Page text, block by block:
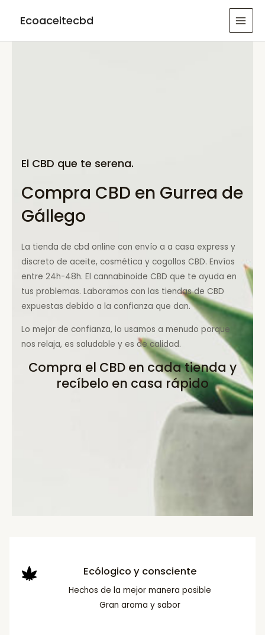
Ecoaceitecbd
El CBD que te serena.
Compra CBD en Gurrea de
Gállego
La tienda de cbd online con envío a a casa express y
discreto de aceite, cosmética y cogollos CBD. Envíos
entre 24h-48h. El cannabinoide CBD que te ayuda en
tus problemas. Laboramos con las tiendas de CBD
expuestas debido a la confianza que dan.
Lo mejor de confianza, lo usamos a menudo porque
nos relaja, es saludable y es de calidad.
Compra el CBD en cada tienda y
recíbelo en casa rápido
Ecólogico y consciente
Hechos de la mejor manera posible
Gran aroma y sabor